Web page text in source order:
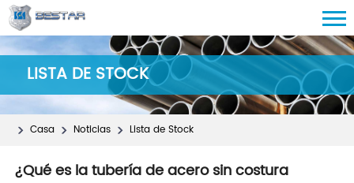
LISTA DE STOCK
Casa Noticias Lista de Stock
¿Qué es la tubería de acero sin costura